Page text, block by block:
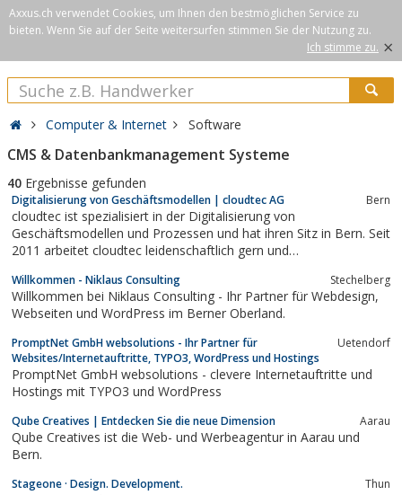
Axxus.ch verwendet Cookies, um Ihnen den bestmöglichen Service zu
bieten. Wenn Sie auf der Seite weitersurfen stimmen Sie der Nutzung zu.
Ich stimme zu. ×
Computer & Internet Software
CMS & Datenbankmanagement Systeme
40 Ergebnisse gefunden
Digitalisierung von Geschäftsmodellen | cloudtec AG Bern
cloudtec ist spezialisiert in der Digitalisierung von
Geschäftsmodellen und Prozessen und hat ihren Sitz in Bern. Seit
2011 arbeitet cloudtec leidenschaftlich gern und
und öffentliche Betriebe aus der Schweiz und dem angrenzenden
Ausland.
Willkommen - Niklaus Consulting Stechelberg
Willkommen bei Niklaus Consulting - Ihr Partner für Webdesign,
Webseiten und WordPress im Berner Oberland.
PromptNet GmbH websolutions - Ihr Partner für
Websites/Internetauftritte, TYPO3, WordPress und Hostings
Uetendorf
PromptNet GmbH websolutions - clevere Internetauftritte und
Hostings mit TYPO3 und WordPress
Qube Creatives | Entdecken Sie die neue Dimension Aarau
Qube Creatives ist die Web- und Werbeagentur in Aarau und
Bern.
Stageone · Design. Development. Thun